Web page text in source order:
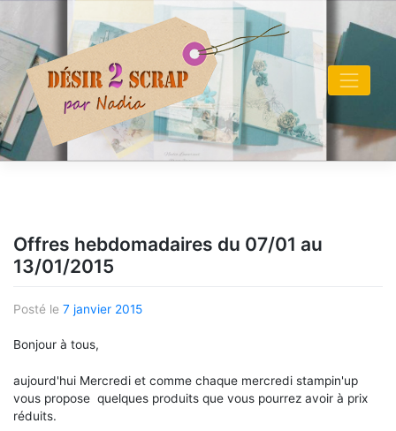
content
Offres hebdomadaires du 07/01 au
13/01/2015
Posté le 7 janvier 2015
Bonjour à tous,
aujourd'hui Mercredi et comme chaque mercredi stampin'up
vous propose quelques produits que vous pourrez avoir à prix
réduits.